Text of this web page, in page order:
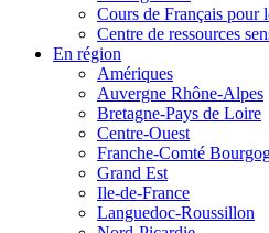
Cours de Français pour
Centre de ressources
En région
Amériques
Auvergne Rhône-Alpes
Bretagne-Pays de Loire
Centre-Ouest
Franche-Comté
Grand Est
Ile-de-France
Languedoc-Roussillon